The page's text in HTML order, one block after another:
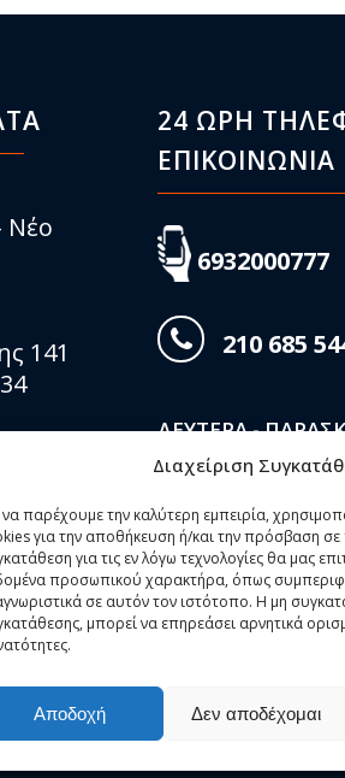
Διαχείριση
να παρέχουμε την καλύτερη εμπειρία,
για την αποθήκευση ή/και την πρόσβαση
για τις εν λόγω τεχνολογίες θα μας
προσωπικού χαρακτήρα, όπως
σε αυτόν τον ιστότοπο. Η μη
μπορεί να επηρεάσει αρνητικά
Αποδοχή Δεν αποδέχομαι
Νέο
141
– Ν.
την
24 ΩΡΗ
ΕΠΙΚΟΙΝΩΝΙΑ
6932000777
210 685
ΔΕΥΤΕΡΑ -
08:30 - 20:00
ΣΑΒΒΑΤΟ
08:30 - 15:00